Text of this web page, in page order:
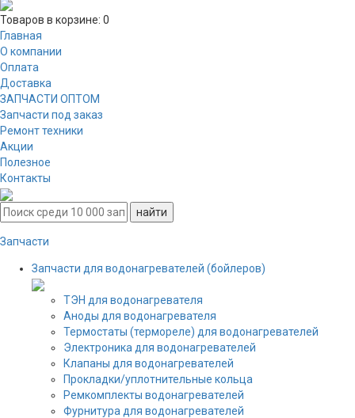
Товаров в корзине: 0
Главная
О компании
Оплата
Доставка
ЗАПЧАСТИ ОПТОМ
Запчасти под заказ
Ремонт техники
Акции
Полезное
Контакты
Запчасти
Запчасти для водонагревателей (бойлеров)
ТЭН для водонагревателя
Аноды для водонагревателя
Термостаты (термореле) для водонагревателей
Электроника для водонагревателей
Клапаны для водонагревателей
Прокладки/уплотнительные кольца
Ремкомплекты водонагревателей
Фурнитура для водонагревателей